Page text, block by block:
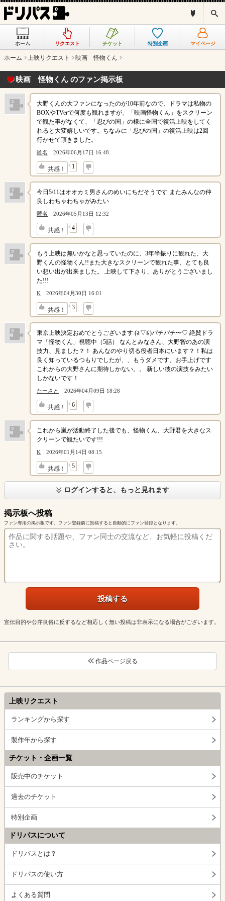
ス
と
ホーム リクエスト チケット 特別企画 マイページ
ホーム 上映リクエスト 映画 怪物くん
映画 怪物くん のファン掲示板
大野くんの大ファンになったのが10年前なので、ドラマは私物の
BOXやTVerで何度も観れますが、「映画怪物くん」をスクリーン
で観た事がなくて、「忍びの国」の様に全国で復活上映をしてく
れると大変嬉しいです。ちなみに「忍びの国」の復活上映は2回
行かせて頂きました。
匿名 2026年06月17日 16:48
共感！ 1
↓
今日5/11はオオカミ男さんのめいにちだそうです またみんなの仲
良しわちゃわちゃがみたい
匿名 2026年05月13日 12:32
共感！ 4
↓
もう上映は無いかなと思っていたのに、3年半振りに観れた、大
野くんの怪物くん!!また大きなスクリーンで観れた事、とても良
い想い出が出来ました。 上映して下さり、ありがとうございまし
た!!!
K 2026年04月30日 16:01
共感！ 3
↓
東京上映決定おめでとうございます (⁠≧⁠▽⁠≦⁠)パチパチ〜♡ 絶賛ドラ
マ「怪物くん」視聴中（5話） なんとみなさん、大野智のあの演
技力、見ました？！ あんなのやり切る役者日本にいます？！私は
良く知っているつもりでしたが、、もうダメです、お手上げです
これからの大野さんに期待しかない。。 新しい彼の演技をみたい
しかないです！
たーさと 2026年04月09日 18:28
共感！ 6
↓
これから嵐が活動終了した後でも、怪物くん、大野君を大きなス
クリーンで観たいです!!!
K 2026年01月14日 08:15
共感！ 5
↓
ログインすると、もっと見れます
掲示板へ投稿
ファン専用の掲示板です。ファン登録前に投稿すると自動的にファン登録となります。
宣伝目的や公序良俗に反するなど相応しく無い投稿は非表示になる場合がございます。
作品ページ戻る
上映リクエスト
ランキングから探す
製作年から探す
チケット・企画一覧
販売中のチケット
過去のチケット
特別企画
ドリパスについて
ドリパスとは？
ドリパスの使い方
よくある質問